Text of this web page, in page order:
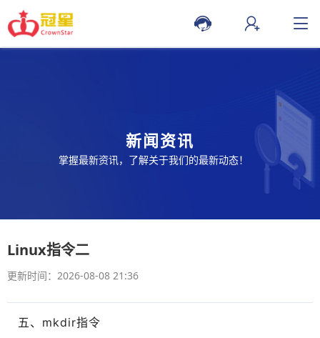
新闻资讯
掌握最新资讯，了解关于我们的最新动态！
Linux指令二
更新时间：2026-08-08 21:36
五、mkdir指令